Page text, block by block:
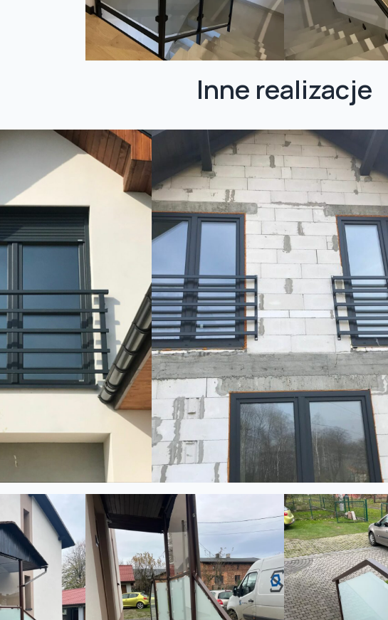
Inne realizacje